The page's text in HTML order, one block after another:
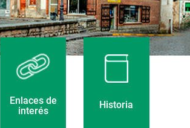
Enlaces de
interés
Historia